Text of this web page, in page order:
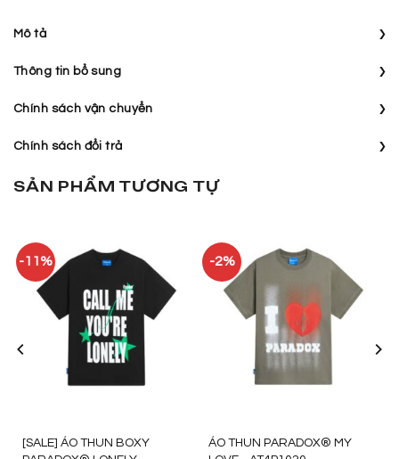
Mô tả ›
Thông tin bổ sung ›
Chính sách vận chuyển ›
Chính sách đổi trả ›
SẢN PHẨM TƯƠNG TỰ
-11%
[SALE] ÁO THUN BOXY
-2%
ÁO THUN PARADOX® MY